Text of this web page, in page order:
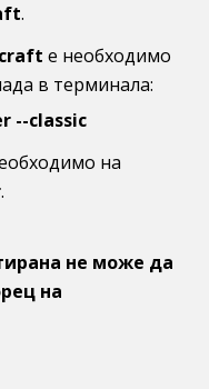
.
е необходимо
в терминала:
--classic
на
.
не може да
на